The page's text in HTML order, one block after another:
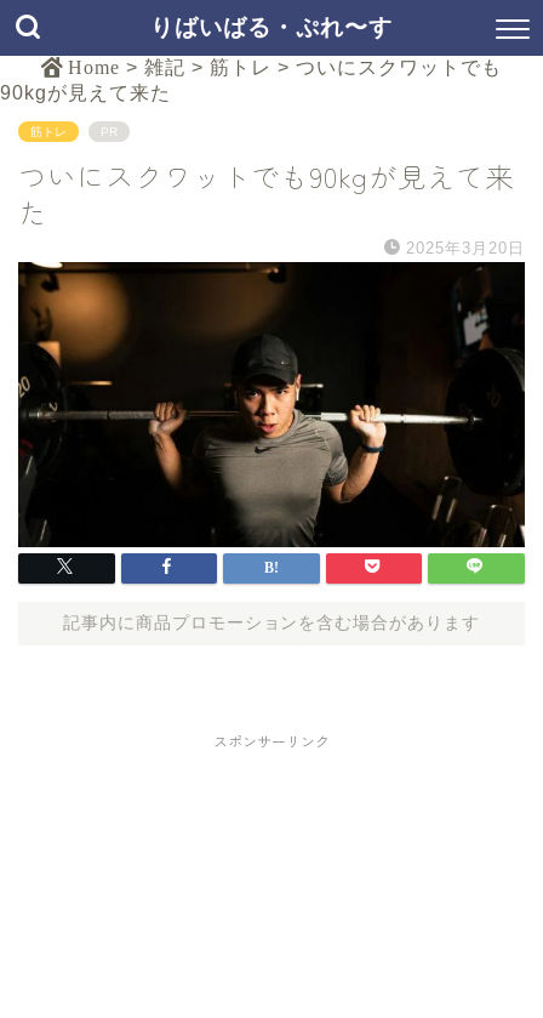
りばいばる・ぷれ〜す
Home > 雑記 > 筋トレ > ついにスクワットでも
90kgが見えて来た
筋トレ PR
ついにスクワットでも90kgが見えて来
た
2025年3月20日
記事内に商品プロモーションを含む場合があります
スポンサーリンク